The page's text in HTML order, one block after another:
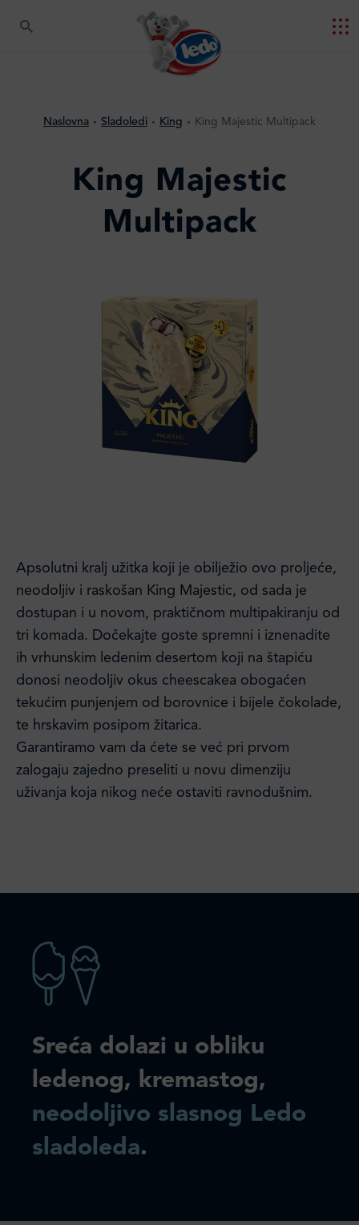
Naslovna Sladoledi King King Majestic Multipack
King Majestic
Multipack
Apsolutni kralj užitka koji je obilježio ovo proljeće,
neodoljiv i raskošan King Majestic, od sada je
dostupan i u novom, praktičnom multipakiranju od
tri komada. Dočekajte goste spremni i iznenadite
ih vrhunskim ledenim desertom koji na štapiću
donosi neodoljiv okus cheescakea obogaćen
tekućim punjenjem od borovnice i bijele čokolade,
te hrskavim posipom žitarica.
Garantiramo vam da ćete se već pri prvom
zalogaju zajedno preseliti u novu dimenziju
uživanja koja nikog neće ostaviti ravnodušnim.
Sreća dolazi u obliku
ledenog, kremastog,
neodoljivo slasnog Ledo
sladoleda.